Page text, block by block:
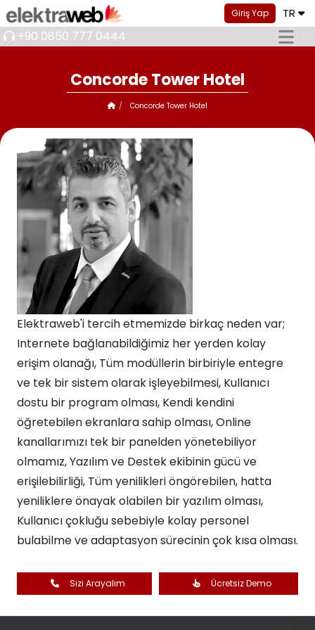
Giriş Yap TR
+90 0850 777 0444
Concorde Tower Hotel
Concorde Tower Hotel
Elektraweb'i tercih etmemizde birkaç neden var;
Internete bağlanabildiğimiz her yerden kolay
erişim olanağı, Tüm modüllerin birbiriyle entegre
ve tek bir sistem olarak işleyebilmesi, Kullanıcı
dostu bir program olması, Kendi kendini
öğretebilen ekranlara sahip olması, Online
kanallarımızı tek bir panelden yönetebiliyor
olmamız, Yazılım ve Destek ekibinin gücü ve
erişilebilirliği, Tüm yenilikleri öngörebilen, hatta
yeniliklere önayak olabilen bir yazılım olması,
Kullanıcı çokluğu sebebiyle kolay personel
bulabilme ve adaptasyon sürecinin çok kısa olması.
Sizi Arayalım Ücretsiz Demo